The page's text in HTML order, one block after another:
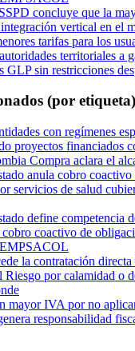
concluye que la
vertical en el
tarifas para los
territoriales a
GLP sin restricciones
(por etiqueta)
con regímenes
proyectos financiados
Compra aclara el
anula cobro coactivo
servicios de salud
define competencia
cobro coactivo de
la contratación
Riesgo por calamidad o
mayor IVA por no
responsabilidad